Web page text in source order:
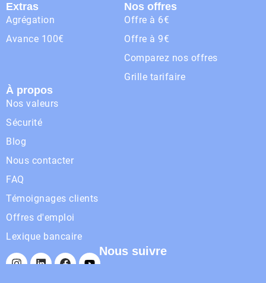
Extras
Agrégation
Avance 100€
Nos offres
Offre à 6€
Offre à 9€
Comparez nos offres
Grille tarifaire
À propos
Nos valeurs
Sécurité
Blog
Nous contacter
FAQ
Témoignages clients
Offres d'emploi
Lexique bancaire
Nous suivre